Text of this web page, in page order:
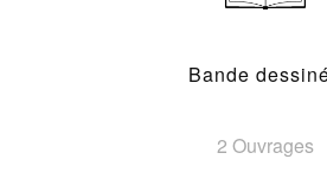
Bande
2 Ouvrages